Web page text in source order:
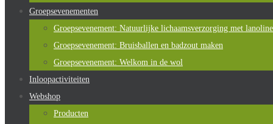
Groepsevenementen
Groepsevenement: Natuurlijke lichaamsverzorging met lanoline
Groepsevenement: Bruisballen en badzout maken
Groepsevenement: Welkom in de wol
Inloopactiviteiten
Webshop
Producten